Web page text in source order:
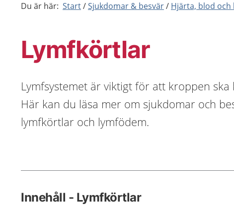
Du är här: Start Sjukdomar & besvär Hjärta, blod
Lymfkörtlar
Lymfsystemet är viktigt för att kroppen
Här kan du läsa mer om sjukdomar och
lymfkörtlar och lymfödem.
Innehåll - Lymfkörtlar